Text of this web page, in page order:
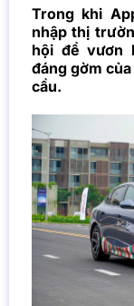
Trong khi
nhập thị
hội để vươn
đáng gờm
cầu.